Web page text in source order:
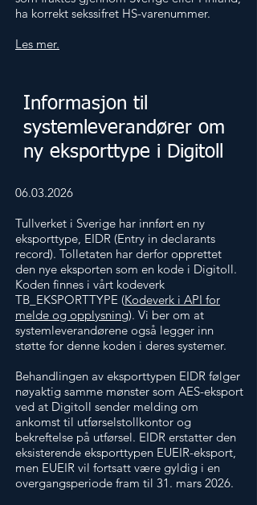
ha korrekt sekssifret HS-varenummer.
Les mer.
Informasjon til
systemleverandører om
ny eksporttype i Digitoll
06.03.2026
Tullverket i Sverige har innført en ny
eksporttype, EIDR (Entry in declarants
record). Tolletaten har derfor opprettet
den nye eksporten som en kode i Digitoll.
Koden finnes i vårt kodeverk
TB_EKSPORTTYPE (Kodeverk i API for
melde og opplysning). Vi ber om at
systemleverandørene også legger inn
støtte for denne koden i deres systemer.
Behandlingen av eksporttypen EIDR følger
nøyaktig samme mønster som AES-eksport
ved at Digitoll sender melding om
ankomst til utførselstollkontor og
bekreftelse på utførsel. EIDR erstatter den
eksisterende eksporttypen EUEIR-eksport,
men EUEIR vil fortsatt være gyldig i en
overgangsperiode fram til 31. mars 2026.